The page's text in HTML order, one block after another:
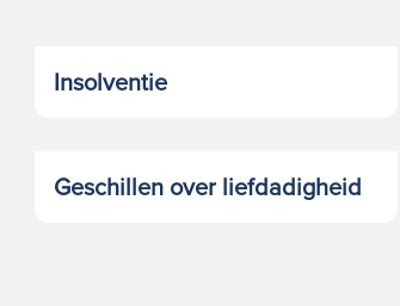
Insolventie
Geschillen over liefdadigheid